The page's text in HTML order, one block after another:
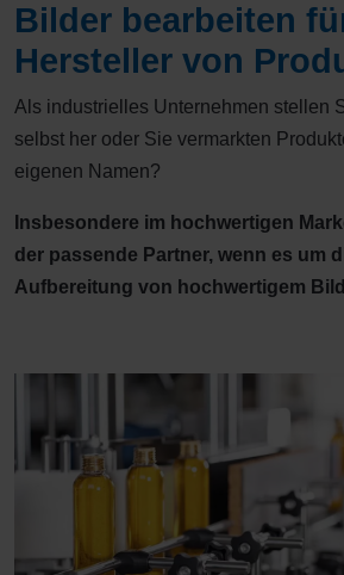
Bilder bearbeiten
Hersteller von
Als industrielles Unternehmen stellen
selbst her oder Sie vermarkten
eigenen Namen?
Insbesondere im hochwertigen
der passende Partner, wenn es um
Aufbereitung von hochwertigem